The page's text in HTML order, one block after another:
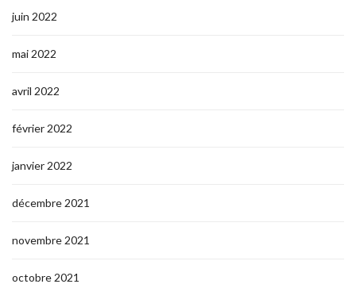
juin 2022
mai 2022
avril 2022
février 2022
janvier 2022
décembre 2021
novembre 2021
octobre 2021